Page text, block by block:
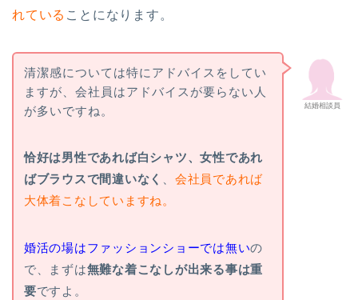
れている ことになります。
結婚相談員
清潔感については特にアドバイスをしてい
ますが、会社員はアドバイスが要らない人
が多いですね。
恰好は男性であれば白シャツ、女性であれ
ばブラウスで間違いなく
会社員であれば
大体着こなしていますね。
婚活の場はファッションショーでは無いの
で、まずは無難な着こなしが出来る事は重
要ですよ。